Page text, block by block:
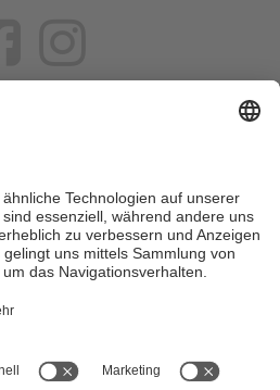
für alle, die Südtirol nicht nur
erleben wollen – inklusive Tipps,
und Angeboten.
Aktualisieren der Inhalte,
nochmals beim